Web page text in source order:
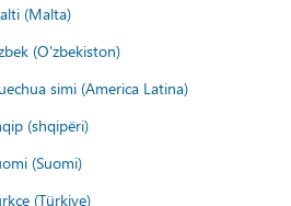
(Malta)
(O'zbekiston)
simi (America Latina)
(shqipëri)
(Suomi)
(Türkiye)